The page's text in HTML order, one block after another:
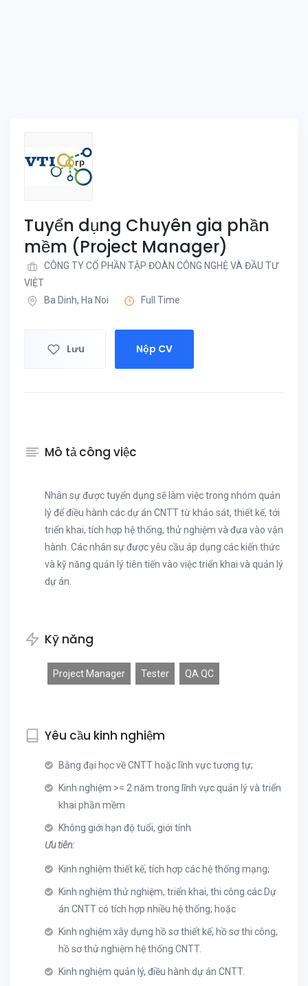
Tuyển dụng Chuyên gia phần
mềm (Project Manager)
CÔNG TY CỔ PHẦN TẬP ĐOÀN CÔNG NGHỆ VÀ ĐẦU TƯ
VIỆT
Ba Dinh, Ha Noi
Full Time
Lưu Nộp CV
Mô tả công việc
Nhân sự được tuyển dụng sẽ làm việc trong nhóm quản
lý để điều hành các dự án CNTT từ khảo sát, thiết kế, tới
triển khai, tích hợp hệ thống, thử nghiệm và đưa vào vận
hành. Các nhân sự được yêu cầu áp dụng các kiến thức
và kỹ năng quản lý tiên tiến vào việc triển khai và quản lý
dự án.
Kỹ năng
Project Manager Tester QA QC
Yêu cầu kinh nghiệm
Bằng đại học về CNTT hoặc lĩnh vực tương tự;
Kinh nghiệm >= 2 năm trong lĩnh vực quản lý và triển
khai phần mềm
Không giới hạn độ tuổi, giới tính
Ưu tiên:
Kinh nghiệm thiết kế, tích hợp các hệ thống mạng;
Kinh nghiệm thử nghiệm, triển khai, thi công các Dự
án CNTT có tích hợp nhiều hệ thống; hoặc
Kinh nghiệm xây dựng hồ sơ thiết kế, hồ sơ thi công,
hồ sơ thử nghiệm hệ thống CNTT.
Kinh nghiệm quản lý, điều hành dự án CNTT.